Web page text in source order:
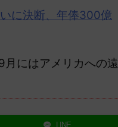
に決断、年俸300億
にはアメリカへの遠
LINE